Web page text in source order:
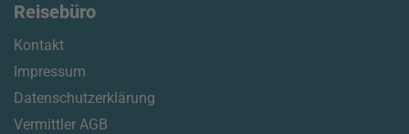
Reisebüro
Kontakt
Impressum
Datenschutzerklärung
Vermittler AGB